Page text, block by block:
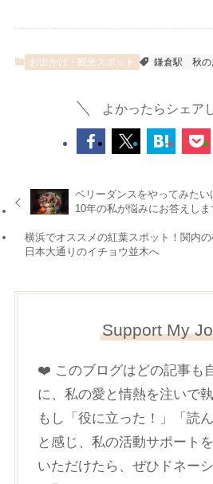
お出かけ・観光スポット 鎌倉駅 秋
よかったらシェア
ベリーダンスをやってみた
10年の私が悩みにお答えしま
横浜でオススメの紅葉スポット！関内
日本大通りのイチョウ並木へ
Support My
❤️ このブログはどの記事も
に、私の愛と情熱を注いで
もし「役に立った！」「読
と感じ、私の活動サポート
いただけたら、ぜひドネー